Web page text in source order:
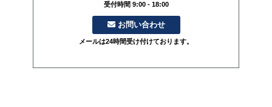
受付時間 9:00 - 18:00
お問い合わせ
メールは24時間受け付けております。